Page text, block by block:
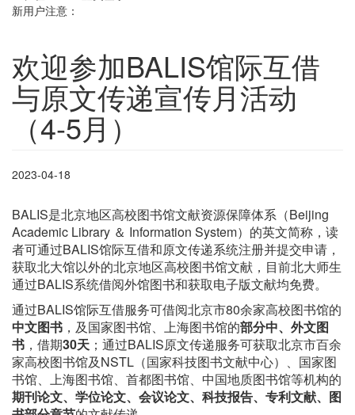
新用户注意：
欢迎参加BALIS馆际互借
与原文传递宣传月活动
（4-5月）
2023-04-18
BALIS是北京地区高校图书馆文献资源保障体系（Beijing
Academic Library ＆ Information System）的英文简称，读
者可通过BALIS馆际互借和原文传递系统注册并提交申请，
获取北大馆以外的北京地区高校图书馆文献，目前北大师生
通过BALIS系统借阅外馆图书和获取电子版文献均免费。
通过BALIS馆际互借服务可借阅北京市80余家高校图书馆的
中文图书 ，及国家图书馆、上海图书馆的部分中、外文图
书 ，借期30天 ；通过BALIS原文传递服务可获取北京市百余
家高校图书馆及NSTL（国家科技图书文献中心）、国家图
书馆、上海图书馆、首都图书馆、中国地质图书馆等机构的
期刊论文、学位论文、会议论文、科技报告、专利文献、图